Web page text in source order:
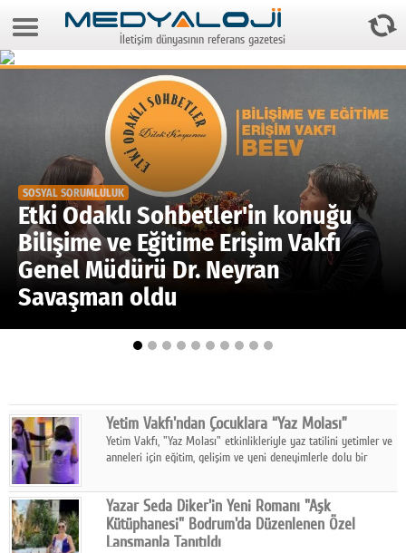
8 Ağustos 2026 12:16:42
Video Galeri
Gazeteler
Medya
Reyting-tiraj
Teknoloji
Televizyon
Facebook
Diziler
Karikatür
Youtube
İletişim dünyasının referans gazetesi
SOSYAL SORUMLULUK
Etki Odaklı Sohbetler'in konuğu
Bilişime ve Eğitime Erişim Vakfı
Genel Müdürü Dr. Neyran
Savaşman oldu
Yetim Vakfı'ndan Çocuklara “Yaz Molası”
Yetim Vakfı, "Yaz Molası" etkinlikleriyle yaz tatilini yetimler ve
anneleri için eğitim, gelişim ve yeni deneyimlerle dolu bir
Yazar Seda Diker'in Yeni Romanı "Aşk
Kütüphanesi" Bodrum'da Düzenlenen Özel
Lansmanla Tanıtıldı